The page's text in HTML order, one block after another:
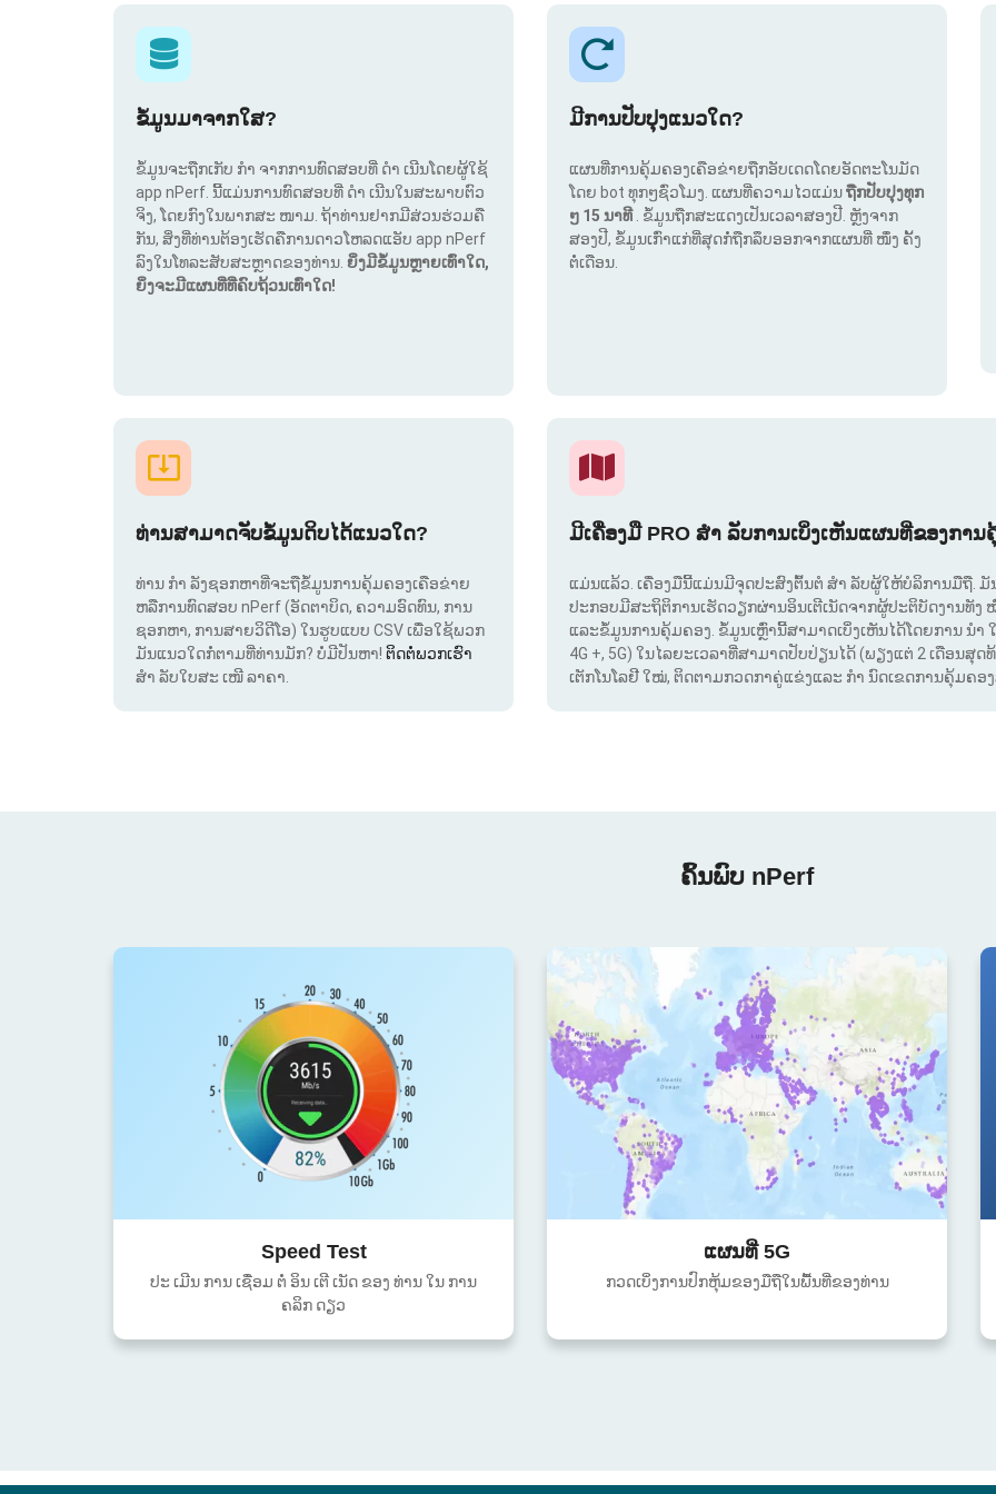
ຂໍ້ມູນມາຈາກໃສ?
ຂໍ້ມູນຈະຖືກເກັບ ກຳ ຈາກການທົດສອບທີ່ ດຳ ເນີນໂດຍຜູ້ໃຊ້
app nPerf. ນີ້ແມ່ນການທົດສອບທີ່ ດຳ ເນີນໃນສະພາບຕົວ
ຈິງ, ໂດຍກົງໃນພາກສະ ໜາມ. ຖ້າທ່ານຢາກມີສ່ວນຮ່ວມຄື
ກັນ, ສິ່ງທີ່ທ່ານຕ້ອງເຮັດຄືການດາວໂຫລດແອັບ app nPerf
ລົງໃນໂທລະສັບສະຫຼາດຂອງທ່ານ. ຍິ່ງມີຂໍ້ມູນຫຼາຍເທົ່າໃດ,
ຍິ່ງຈະມີແຜນທີ່ທີ່ຄົບຖ້ວນເທົ່າໃດ!
ມີການປັບປຸງແນວໃດ?
ແຜນທີ່ການຄຸ້ມຄອງເຄືອຂ່າຍຖືກອັບເດດໂດຍອັດຕະໂນມັດ
ໂດຍ bot ທຸກໆຊົ່ວໂມງ. ແຜນທີ່ຄວາມໄວແມ່ນຖືກປັບປຸງທຸກ
ໆ 15 ນາທີ . ຂໍ້ມູນຖືກສະແດງເປັນເວລາສອງປີ. ຫຼັງຈາກ
ສອງປີ, ຂໍ້ມູນເກົ່າແກ່ທີ່ສຸດກໍ່ຖືກລຶບອອກຈາກແຜນທີ່ ໜຶ່ງ ຄັ້ງ
ຕໍ່ເດືອນ.
ທ່ານສາມາດຈັບຂໍ້ມູນດິບໄດ້ແນວໃດ?
ທ່ານ ກຳ ລັງຊອກຫາທີ່ຈະຖືຂໍ້ມູນການຄຸ້ມຄອງເຄືອຂ່າຍ
ຫລືການທົດສອບ nPerf (ອັດຕາບິດ, ຄວາມອົດທົນ, ການ
ຊອກຫາ, ການສາຍວິດີໂອ) ໃນຮູບແບບ CSV ເພື່ອໃຊ້ພວກ
ມັນແນວໃດກໍ່ຕາມທີ່ທ່ານມັກ? ບໍ່ມີປັນຫາ! ຕິດຕໍ່ພວກເຮົາ
ສຳ ລັບໃບສະ ເໜີ ລາຄາ.
ມີເຄື່ອງມື PRO ສຳ ລັບການເບິ່ງເຫັນແຜນທີ່ຂອງການ
ແມ່ນແລ້ວ. ເຄື່ອງມືນີ້ແມ່ນມີຈຸດປະສົງຕົ້ນຕໍ ສຳ ລັບຜູ້ໃຫ້ບໍລິການມືຖື.
ປະກອບມີສະຖິຕິການເຮັດວຽກຜ່ານອິນເຕີເນັດຈາກຜູ້ປະຕິບັດງານທັງ
ແລະຂໍ້ມູນການຄຸ້ມຄອງ. ຂໍ້ມູນເຫຼົ່ານີ້ສາມາດເບິ່ງເຫັນໄດ້ໂດຍການ ນຳ
4G +, 5G) ໃນໄລຍະເວລາທີ່ສາມາດປັບປ່ຽນໄດ້ (ພຽງແຕ່ 2 ເດືອນສຸ
ເຕັກໂນໂລຢີ ໃໝ່, ຕິດຕາມກວດກາຄູ່ແຂ່ງແລະ ກຳ ນົດເຂດການຄຸ້ມຄອ
ຄົ້ນພົບ nPerf
Speed Test
ປະ ເມີນ ການ ເຊື່ອມ ຕໍ່ ອິນ ເຕີ ເນັດ ຂອງ ທ່ານ ໃນ ການ
ຄລິກ ດຽວ
ແຜນທີ່ 5G
ກວດເບິ່ງການປົກຫຸ້ມຂອງມືຖືໃນພື້ນທີ່ຂອງທ່ານ